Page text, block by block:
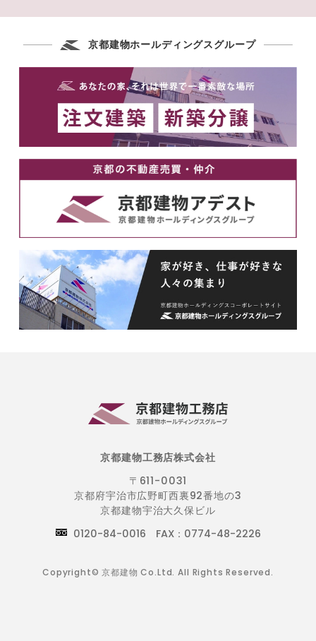
京都建物ホールディングスグループ
京都建物工務店株式会社
〒611-0031
京都府宇治市広野町西裏92番地の3
京都建物宇治大久保ビル
0120-84-0016 FAX：0774-48-2226
Copyright© 京都建物 Co.Ltd. All Rights Reserved.